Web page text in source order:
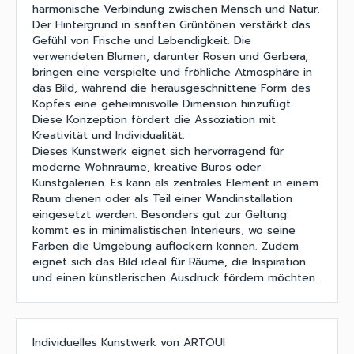
harmonische Verbindung zwischen Mensch und Natur.
Der Hintergrund in sanften Grüntönen verstärkt das
Gefühl von Frische und Lebendigkeit. Die
verwendeten Blumen, darunter Rosen und Gerbera,
bringen eine verspielte und fröhliche Atmosphäre in
das Bild, während die herausgeschnittene Form des
Kopfes eine geheimnisvolle Dimension hinzufügt.
Diese Konzeption fördert die Assoziation mit
Kreativität und Individualität.
Dieses Kunstwerk eignet sich hervorragend für
moderne Wohnräume, kreative Büros oder
Kunstgalerien. Es kann als zentrales Element in einem
Raum dienen oder als Teil einer Wandinstallation
eingesetzt werden. Besonders gut zur Geltung
kommt es in minimalistischen Interieurs, wo seine
Farben die Umgebung auflockern können. Zudem
eignet sich das Bild ideal für Räume, die Inspiration
und einen künstlerischen Ausdruck fördern möchten.
Individuelles Kunstwerk von ARTOUI